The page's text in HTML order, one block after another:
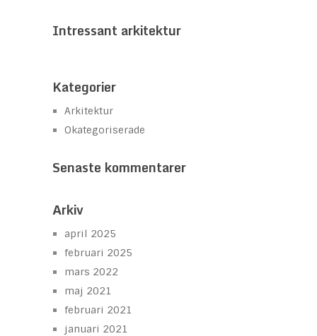
Intressant arkitektur
Kategorier
Arkitektur
Okategoriserade
Senaste kommentarer
Arkiv
april 2025
februari 2025
mars 2022
maj 2021
februari 2021
januari 2021